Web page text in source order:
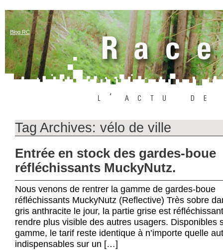
Blog RC
Tag Archives: vélo de ville
Entrée en stock des gardes-boue
réfléchissants MuckyNutz.
Nous venons de rentrer la gamme de gardes-boue
réfléchissants MuckyNutz (Reflective) Très sobre
gris anthracite le jour, la partie grise est
rendre plus visible des autres usagers. Disponibles
gamme, le tarif reste identique à n’importe quelle
indispensables sur un […]